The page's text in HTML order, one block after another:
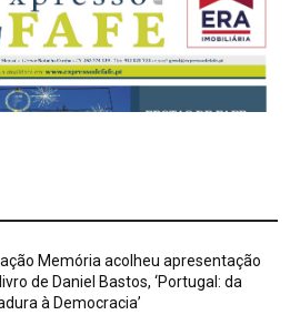
Memória acolheu apresentação
de Daniel Bastos, ‘Portugal: da
à Democracia’